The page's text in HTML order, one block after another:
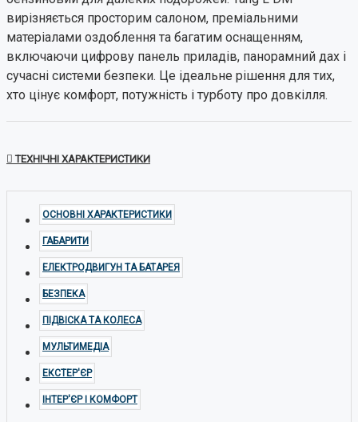
вирізняється просторим салоном, преміальними
матеріалами оздоблення та багатим оснащенням,
включаючи цифрову панель приладів, панорамний дах і
сучасні системи безпеки. Це ідеальне рішення для тих,
хто цінує комфорт, потужність і турботу про довкілля.
ТЕХНІЧНІ ХАРАКТЕРИСТИКИ
ОСНОВНІ ХАРАКТЕРИСТИКИ
ГАБАРИТИ
ЕЛЕКТРОДВИГУН ТА БАТАРЕЯ
БЕЗПЕКА
ПІДВІСКА ТА КОЛЕСА
МУЛЬТИМЕДІА
ЕКСТЕР'ЄР
ІНТЕР'ЄР І КОМФОРТ